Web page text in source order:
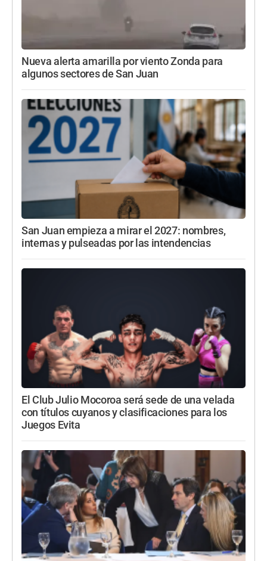
Nueva alerta amarilla por viento Zonda para
algunos sectores de San Juan
San Juan empieza a mirar el 2027: nombres,
internas y pulseadas por las intendencias
El Club Julio Mocoroa será sede de una velada
con títulos cuyanos y clasificaciones para los
Juegos Evita